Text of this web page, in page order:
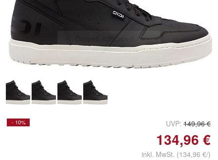
Doppelt antippen zum
vergrößern
- 10% UVP: 149,96 €
134,96 €
inkl. MwSt. (134,96 €/)